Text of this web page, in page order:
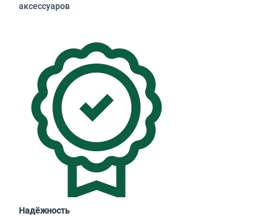
аксессуаров
Надёжность